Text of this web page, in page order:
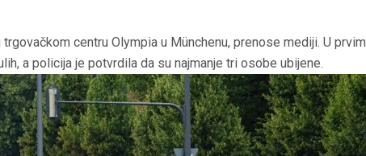
centru Olympia u Münchenu, prenose mediji. U prvim
a policija je potvrdila da su najmanje tri osobe ubijene.